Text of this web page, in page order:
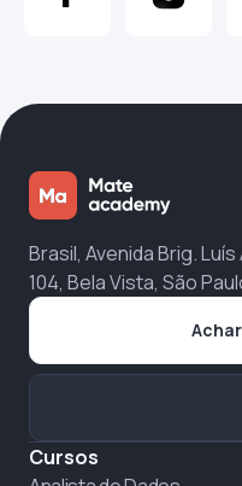
Brasil, Avenida Brig.
104, Bela Vista, São
Cursos